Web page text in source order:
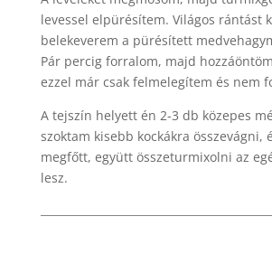
levessel elpürésítem. Világos rántást
belekeverem a pürésített
Pár percig forralom, majd
ezzel már csak felmelegítem és nem
A tejszín helyett én 2-3 db közepes
szoktam kisebb kockákra összevágni,
megfőtt, együtt összeturmixolni az
lesz.